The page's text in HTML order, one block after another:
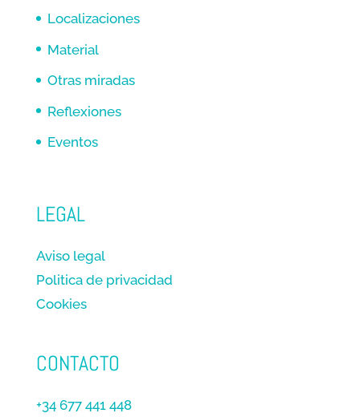
Localizaciones
Material
Otras miradas
Reflexiones
Eventos
LEGAL
Aviso legal
Politica de privacidad
Cookies
CONTACTO
+34 677 441 448